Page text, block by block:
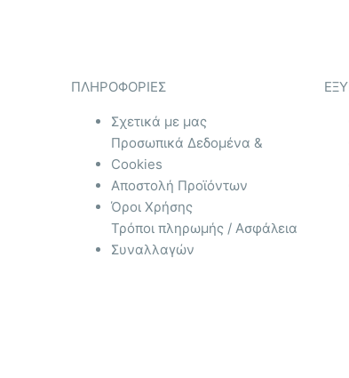
ΠΛΗΡΟΦΟΡΙΕΣ
Σχετικά με μας
Προσωπικά Δεδομένα &
Cookies
Αποστολή Προϊόντων
Όροι Χρήσης
Τρόποι πληρωμής / Ασφάλεια
Συναλλαγών